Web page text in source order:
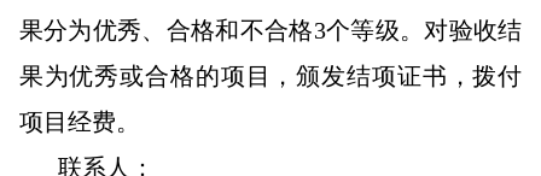
果分为优秀、合格和不合格3个等级。对验收结
果为优秀或合格的项目，颁发结项证书，拨付
项目经费。
联系人：